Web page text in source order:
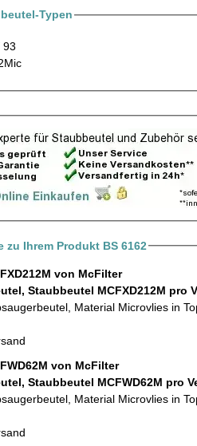
Typen
93
zu Ihrem Produkt BS 6162
von McFilter
10
Material Microvlies in
von McFilter
10
Material Microvlies in